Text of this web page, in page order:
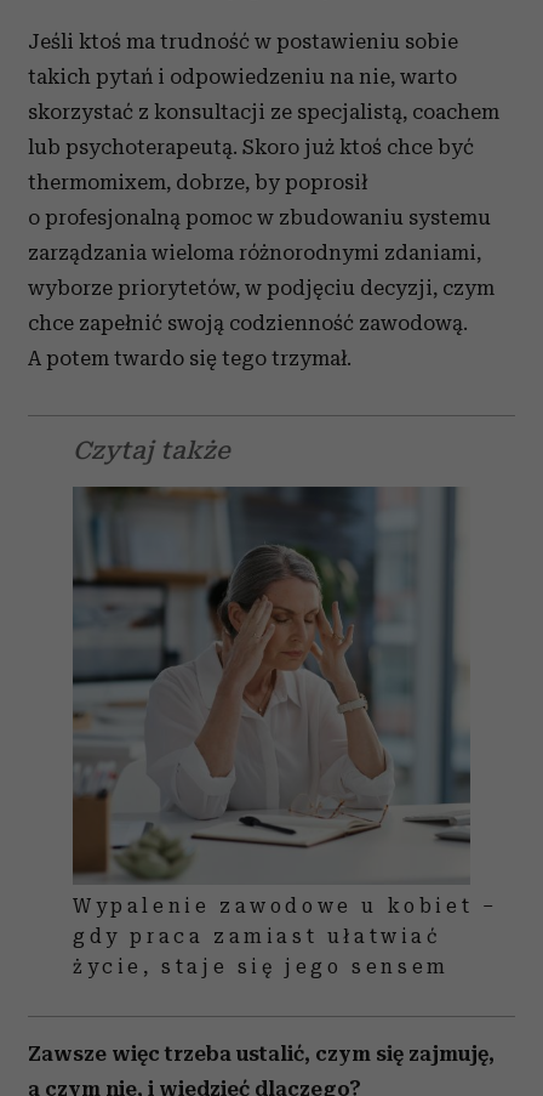
Jeśli ktoś ma trudność w postawieniu sobie
takich pytań i odpowiedzeniu na nie, warto
skorzystać z konsultacji ze specjalistą, coachem
lub psychoterapeutą. Skoro już ktoś chce być
thermomixem, dobrze, by poprosił
o profesjonalną pomoc w zbudowaniu systemu
zarządzania wieloma różnorodnymi zdaniami,
wyborze priorytetów, w podjęciu decyzji, czym
chce zapełnić swoją codzienność zawodową.
A potem twardo się tego trzymał.
Czytaj także
Wypalenie zawodowe u kobiet –
gdy praca zamiast ułatwiać
życie, staje się jego sensem
Zawsze więc trzeba ustalić, czym się zajmuję,
a czym nie, i wiedzieć dlaczego?